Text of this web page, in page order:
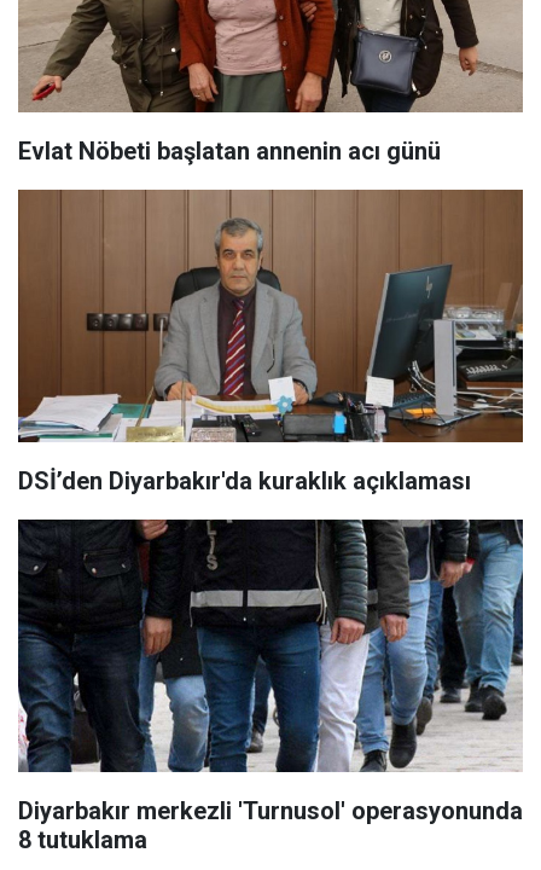
Evlat Nöbeti başlatan annenin acı günü
DSİ’den Diyarbakır'da kuraklık açıklaması
Diyarbakır merkezli 'Turnusol' operasyonunda
8 tutuklama